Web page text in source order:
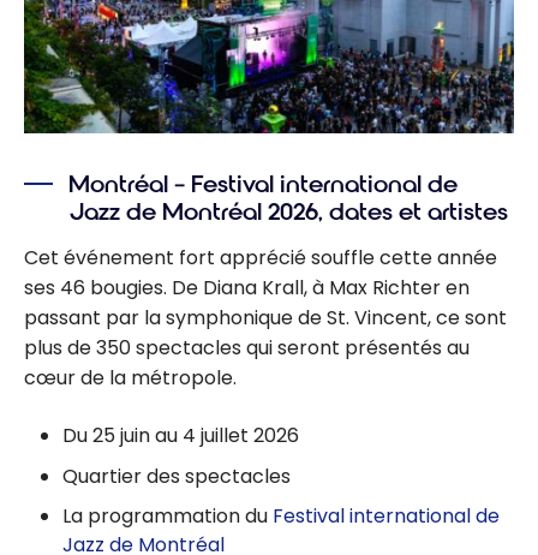
Montréal – Festival international de
Jazz de Montréal 2026, dates et artistes
Cet événement fort apprécié souffle cette année
ses 46 bougies. De Diana Krall, à Max Richter en
passant par la symphonique de St. Vincent, ce sont
plus de 350 spectacles qui seront présentés au
cœur de la métropole.
Du 25 juin au 4 juillet 2026​​
Quartier des spectacles
La programmation du Festival international de
Jazz de Montréal